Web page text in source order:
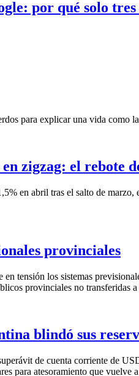
por qué solo
para explicar una vida como
zigzag: el rebote
en abril tras el salto de
provinciales
tensión los sistemas
provinciales no transferidas
blindó sus
de cuenta corriente de
para atesoramiento que vuelve